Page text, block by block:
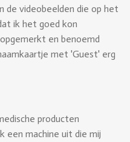
videobeelden die op het
ik het goed kon
en benoemd
met 'Guest' erg
producten
een machine uit die mij